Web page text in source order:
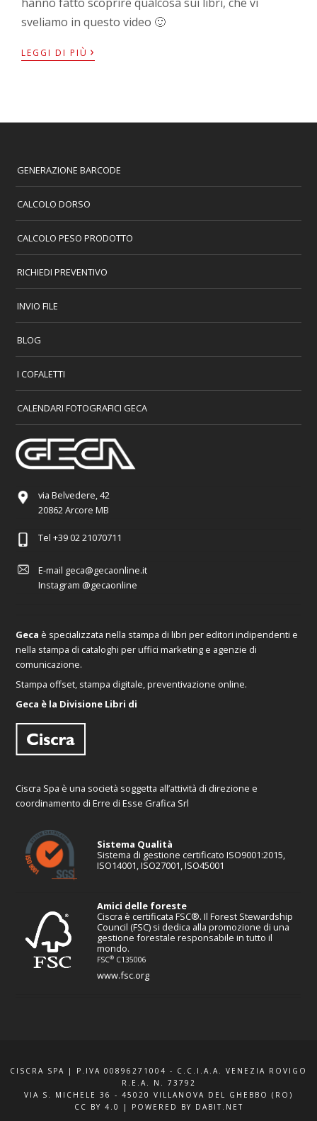
sveliamo in questo video 🙂
LEGGI DI PIÙ ›
GENERAZIONE BARCODE
CALCOLO DORSO
CALCOLO PESO PRODOTTO
RICHIEDI PREVENTIVO
INVIO FILE
BLOG
I COFALETTI
CALENDARI FOTOGRAFICI GECA
via Belvedere, 42
20862 Arcore MB
Tel +39 02 21070711
E-mail geca@gecaonline.it
Instagram @gecaonline
Geca è specializzata nella stampa di libri per editori indipendenti e
nella stampa di cataloghi per uffici marketing e agenzie di
comunicazione.
Stampa offset, stampa digitale, preventivazione online.
Geca è la Divisione Libri di
Ciscra Spa è una società soggetta all’attività di direzione e
coordinamento di Erre di Esse Grafica Srl
Sistema Qualità
Sistema di gestione certificato ISO9001:2015,
ISO14001, ISO27001, ISO45001
Amici delle foreste
Ciscra è certificata FSC®. Il Forest Stewardship
Council (FSC) si dedica alla promozione di una
gestione forestale responsabile in tutto il
mondo.
FSC® C135006
www.fsc.org
CISCRA SPA | P.IVA 00896271004 - C.C.I.A.A. VENEZIA ROVIGO
R.E.A. N. 73792
VIA S. MICHELE 36 - 45020 VILLANOVA DEL GHEBBO (RO)
CC BY 4.0
| POWERED BY DABIT.NET